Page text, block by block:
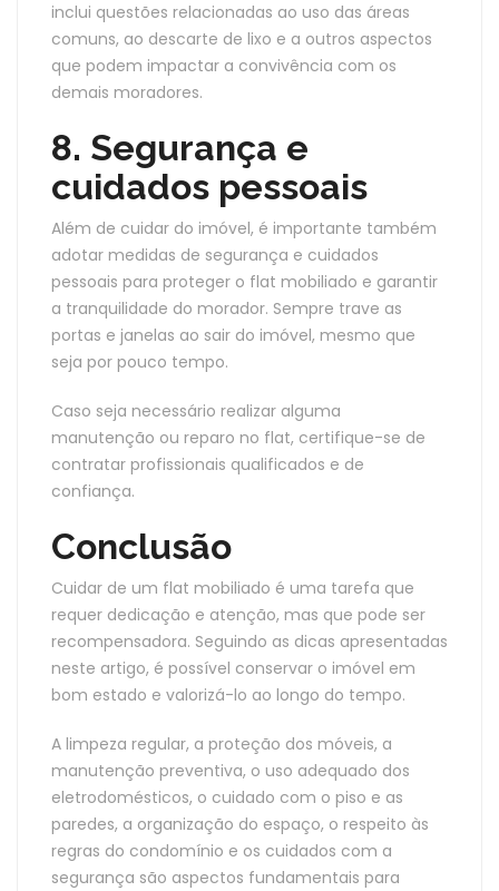
inclui questões relacionadas ao uso das áreas
comuns, ao descarte de lixo e a outros aspectos
que podem impactar a convivência com os
demais moradores.
8. Segurança e
cuidados pessoais
Além de cuidar do imóvel, é importante também
adotar medidas de segurança e cuidados
pessoais para proteger o flat mobiliado e garantir
a tranquilidade do morador. Sempre trave as
portas e janelas ao sair do imóvel, mesmo que
seja por pouco tempo.
Caso seja necessário realizar alguma
manutenção ou reparo no flat, certifique-se de
contratar profissionais qualificados e de
confiança.
Conclusão
Cuidar de um flat mobiliado é uma tarefa que
requer dedicação e atenção, mas que pode ser
recompensadora. Seguindo as dicas apresentadas
neste artigo, é possível conservar o imóvel em
bom estado e valorizá-lo ao longo do tempo.
A limpeza regular, a proteção dos móveis, a
manutenção preventiva, o uso adequado dos
eletrodomésticos, o cuidado com o piso e as
paredes, a organização do espaço, o respeito às
regras do condomínio e os cuidados com a
segurança são aspectos fundamentais para